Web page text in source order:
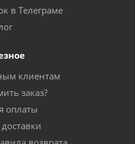
в Телеграме
клиентам
заказ?
оплаты